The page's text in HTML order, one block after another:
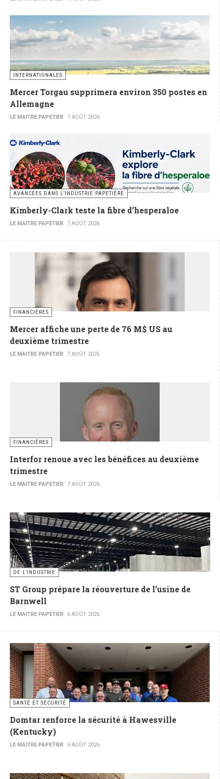
INTERNATIONALES
Mercer Torgau supprimera environ 350 postes en
Allemagne
LE MAITRE PAPETIER 7 AOÛT 2026
AVANCÉES DANS L’INDUSTRIE PAPETIÈRE
Kimberly-Clark teste la fibre d’hesperaloe
LE MAITRE PAPETIER 7 AOÛT 2026
FINANCIÈRES
Mercer affiche une perte de 76 M$ US au
deuxième trimestre
LE MAITRE PAPETIER 7 AOÛT 2026
FINANCIÈRES
Interfor renoue avec les bénéfices au deuxième
trimestre
LE MAITRE PAPETIER 7 AOÛT 2026
DE L’INDUSTRIE
ST Group prépare la réouverture de l’usine de
Barnwell
LE MAITRE PAPETIER 6 AOÛT 2026
SANTÉ ET SÉCURITÉ
Domtar renforce la sécurité à Hawesville
(Kentucky)
LE MAITRE PAPETIER 6 AOÛT 2026